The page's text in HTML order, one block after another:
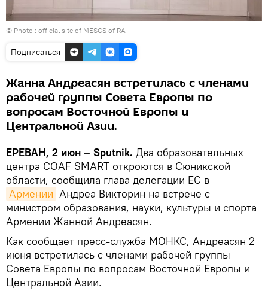
© Photo : official site of MESCS of RA
Подписаться
Жанна Андреасян встретилась с членами
рабочей группы Совета Европы по
вопросам Восточной Европы и
Центральной Азии.
ЕРЕВАН, 2 июн – Sputnik. Два образовательных
центра COAF SMART откроются в Сюникской
области, сообщила глава делегации ЕС в
Армении Андреа Викторин на встрече с
министром образования, науки, культуры и спорта
Армении Жанной Андреасян.
Как сообщает пресс-служба МОНКС, Андреасян 2
июня встретилась с членами рабочей группы
Совета Европы по вопросам Восточной Европы и
Центральной Азии.